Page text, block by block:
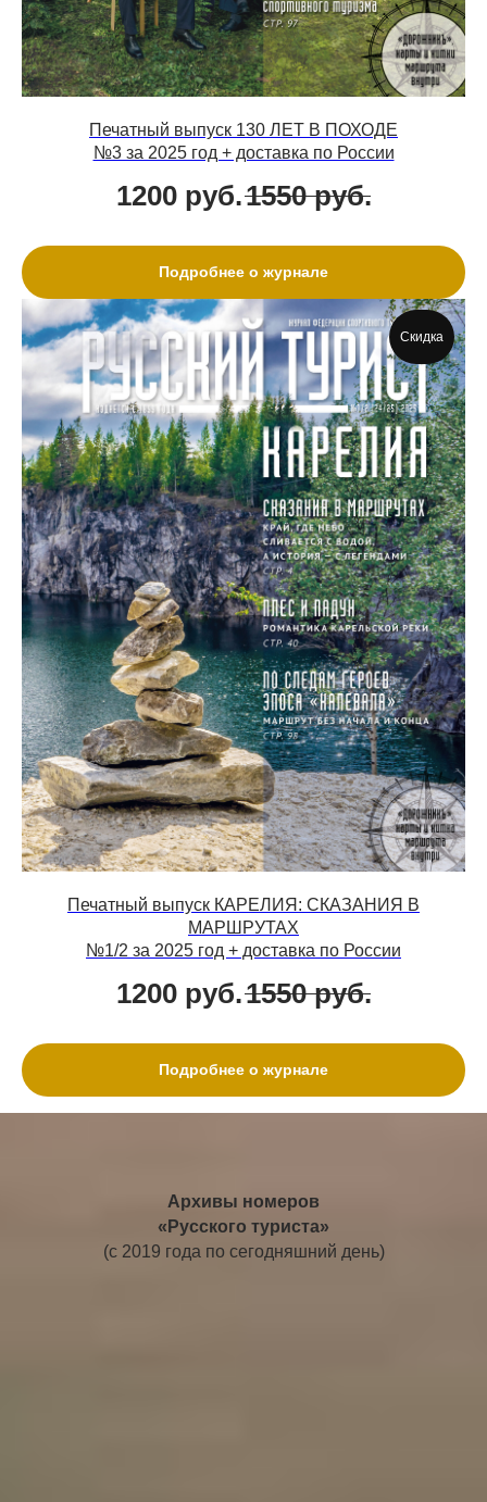
Печатный выпуск 130 ЛЕТ В ПОХОДЕ
№3 за 2025 год + доставка по России
1200 руб.1550 руб.
Подробнее о журнале
Скидка
Печатный выпуск КАРЕЛИЯ: СКАЗАНИЯ В
МАРШРУТАХ
№1/2 за 2025 год + доставка по России
1200 руб.1550 руб.
Подробнее о журнале
Архивы номеров
«Русского туриста»
(с 2019 года по сегодняшний день)